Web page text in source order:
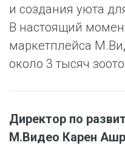
и создания уюта
В настоящий
маркетплейса
около 3 тысяч
Директор по
М.Видео Карен